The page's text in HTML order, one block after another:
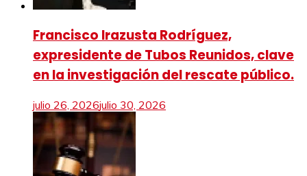
Francisco Irazusta Rodríguez,
expresidente de Tubos Reunidos, clave
en la investigación del rescate público.
julio 26, 2026julio 30, 2026